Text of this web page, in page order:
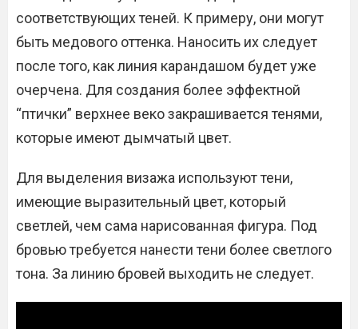
соответствующих теней. К примеру, они могут
быть медового оттенка. Наносить их следует
после того, как линия карандашом будет уже
очерчена. Для создания более эффектной
“птички” верхнее веко закрашивается тенями,
которые имеют дымчатый цвет.
Для выделения визажа используют тени,
имеющие выразительный цвет, который
светлей, чем сама нарисованная фигура. Под
бровью требуется нанести тени более светлого
тона. За линию бровей выходить не следует.